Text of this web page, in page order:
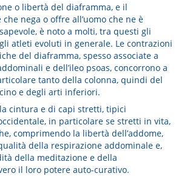
o libertà del diaframma, e il
nega o offre all’uomo che ne è
è noto a molti, tra questi gli
atleti evoluti in generale. Le contrazioni
del diaframma, spesso associate a
e dell’ileo psoas, concorrono a
tanto della colonna, quindi del
e degli arti inferiori.
cintura e di capi stretti, tipici
in particolare se stretti in vita,
comprimendo la libertà dell’addome,
della respirazione addominale e,
della meditazione e della
il loro potere auto-curativo.